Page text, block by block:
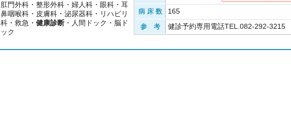
肛門外科・整形外科・婦人科・眼科・耳
鼻咽喉科・皮膚科・泌尿器科・リハビリ
科・救急・健康診断 ・人間ドック・脳ド
ック
病 床 数 165
参 考 健診予約専用電話TEL.082-292-